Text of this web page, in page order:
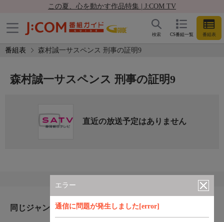
この夏、心を動かす作品特集 | J:COM TV
CS番組一覧 番組表
検索
番組表 森村誠一サスペンス 刑事の証明9
エラー
通信に問題が発生しました[error]
森村誠一サスペンス 刑事の証明9
直近の放送予定はありません
同じジャンルのおすすめ番組